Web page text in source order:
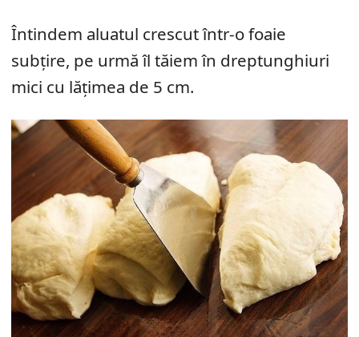
Întindem aluatul crescut într-o foaie
subțire, pe urmă îl tăiem în dreptunghiuri
mici cu lățimea de 5 cm.